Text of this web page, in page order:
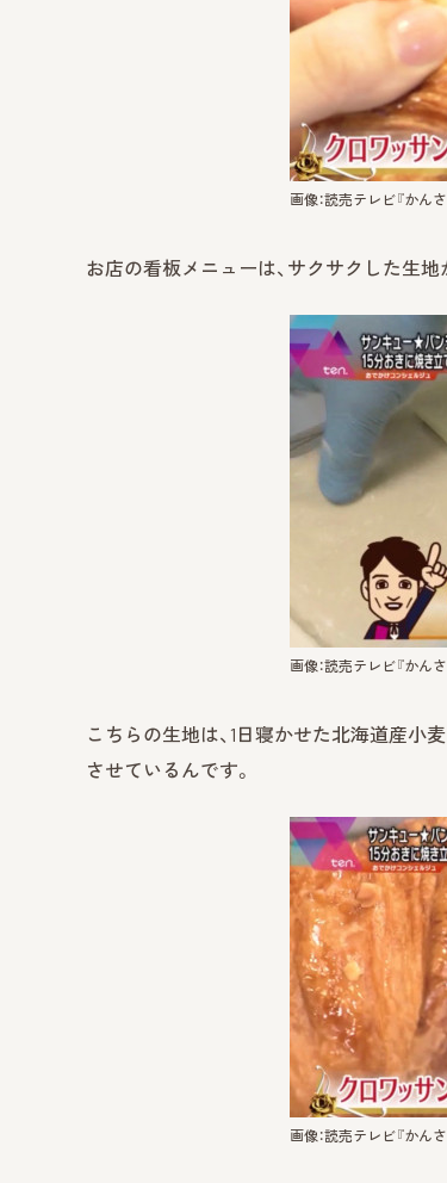
画像：読売テレビ『かん
お店の看板メニューは、サクサクした生地が
画像：読売テレビ『かん
こちらの生地は、1日寝かせた北海道産小
させているんです。
画像：読売テレビ『かん